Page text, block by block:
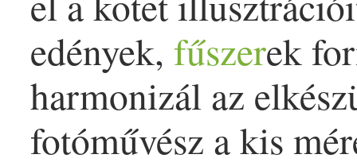
edények, fűszerek
harmonizál az
fotóművész a kis